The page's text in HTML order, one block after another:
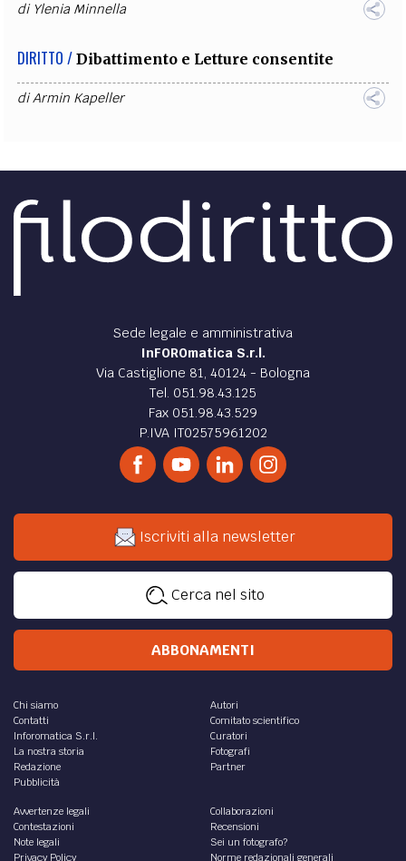
di Ylenia Minnella
DIRITTO / Dibattimento e Letture consentite
diArmin Kapeller
Sede legale e amministrativa
InFOROmatica S.r.l.
Via Castiglione 81, 40124 - Bologna
Tel. 051.98.43.125
Fax 051.98.43.529
P.IVA IT02575961202
Iscriviti alla newsletter
Cerca nel sito
ABBONAMENTI
Chi siamo
Contatti
Inforomatica S.r.l.
La nostra storia
Redazione
Pubblicità
Autori
Comitato scientifico
Curatori
Fotografi
Partner
Avvertenze legali
Contestazioni
Note legali
Privacy Policy
Collaborazioni
Recensioni
Sei un fotografo?
Norme redazionali generali